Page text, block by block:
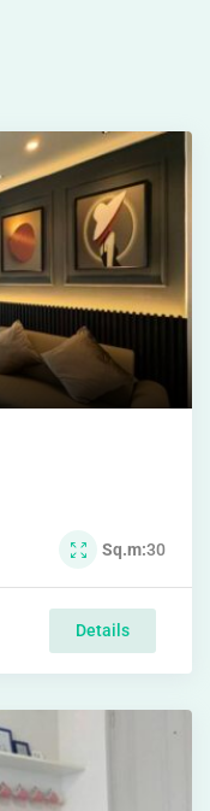
Sq.m 30
Details